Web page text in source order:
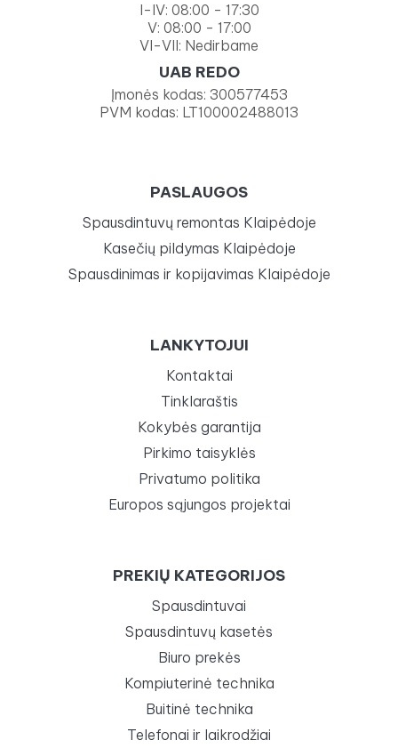
I-IV: 08:00 - 17:30
V: 08:00 - 17:00
VI-VII: Nedirbame
UAB REDO
Įmonės kodas: 300577453
PVM kodas: LT100002488013
PASLAUGOS
Spausdintuvų remontas Klaipėdoje
Kasečių pildymas Klaipėdoje
Spausdinimas ir kopijavimas Klaipėdoje
LANKYTOJUI
Kontaktai
Tinklaraštis
Kokybės garantija
Pirkimo taisyklės
Privatumo politika
Europos sąjungos projektai
PREKIŲ KATEGORIJOS
Spausdintuvai
Spausdintuvų kasetės
Biuro prekės
Kompiuterinė technika
Buitinė technika
Telefonai ir laikrodžiai